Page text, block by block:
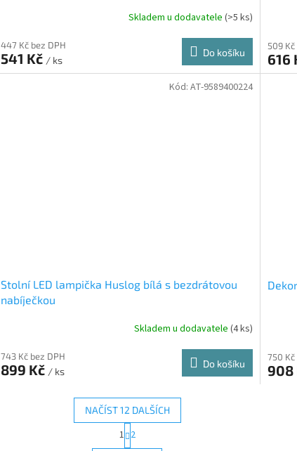
Skladem u dodavatele (>5 ks)
447 Kč bez DPH
541 Kč / ks
Do košíku
509
616
Stolní LED lampička Huslog bílá s bezdrátovou
nabíječkou
Skladem u dodavatele (4 ks)
743 Kč bez DPH
899 Kč / ks
Do košíku
Kód: AT-9589400224
750 Kč
908
O
NAČÍST 12 DALŠÍCH
S
t
1 2